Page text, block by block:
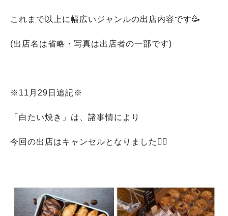
これまで以上に幅広いジャンルの出店内容です🥳
(出店名は省略・写真は出店者の一部です)
※11月29日追記※
「白たい焼き」は、諸事情により
今回の出店はキャンセルとなりました🙇‍♀️